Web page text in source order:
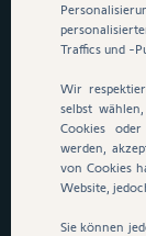
Traffics und -
Wir
selbst
Cookies
werden,
von Cookies
Website,
Sie können